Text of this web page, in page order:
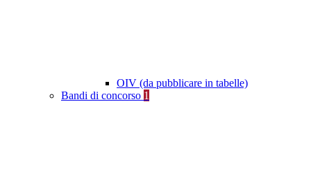
OIV (da pubblicare in tabelle)
Bandi di concorso 1